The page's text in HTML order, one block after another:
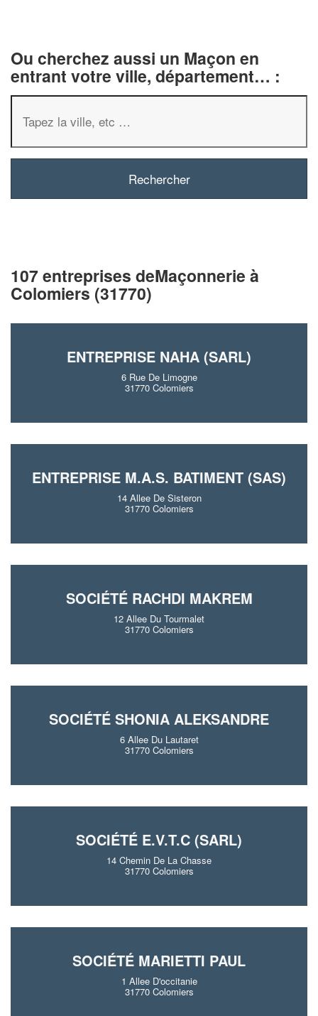
Ou cherchez aussi un Maçon en
entrant votre ville, département… :
107 entreprises deMaçonnerie à
Colomiers (31770)
ENTREPRISE NAHA (SARL)
6 Rue De Limogne
31770 Colomiers
ENTREPRISE M.A.S. BATIMENT (SAS)
14 Allee De Sisteron
31770 Colomiers
SOCIÉTÉ RACHDI MAKREM
12 Allee Du Tourmalet
31770 Colomiers
SOCIÉTÉ SHONIA ALEKSANDRE
6 Allee Du Lautaret
31770 Colomiers
SOCIÉTÉ E.V.T.C (SARL)
14 Chemin De La Chasse
31770 Colomiers
SOCIÉTÉ MARIETTI PAUL
1 Allee D'occitanie
31770 Colomiers